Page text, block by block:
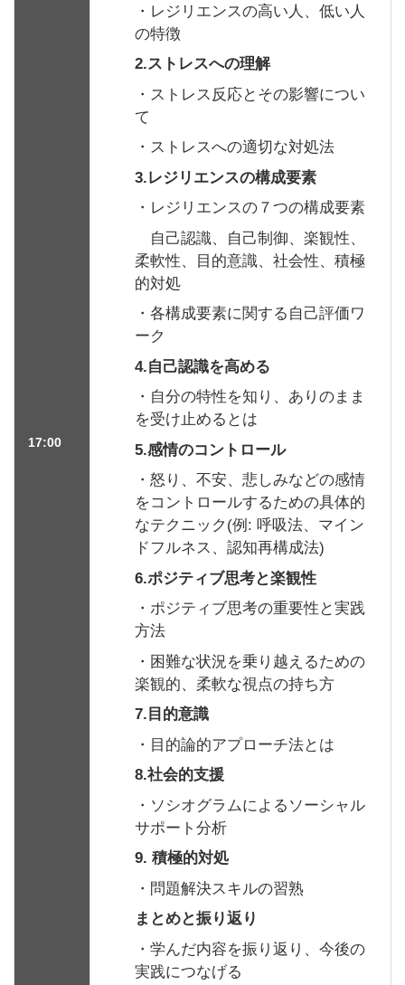
17:00
・レジリエンスの高い人、低い人
の特徴
2.ストレスへの理解
・ストレス反応とその影響につい
て
・ストレスへの適切な対処法
3.レジリエンスの構成要素
・レジリエンスの７つの構成要素
自己認識、自己制御、楽観性、
柔軟性、目的意識、社会性、積極
的対処
・各構成要素に関する自己評価ワ
ーク
4.自己認識を高める
・自分の特性を知り、ありのまま
を受け止めるとは
5.感情のコントロール
・怒り、不安、悲しみなどの感情
をコントロールするための具体的
なテクニック(例: 呼吸法、マイン
ドフルネス、認知再構成法)
6.ポジティブ思考と楽観性
・ポジティブ思考の重要性と実践
方法
・困難な状況を乗り越えるための
楽観的、柔軟な視点の持ち方
7.目的意識
・目的論的アプローチ法とは
8.社会的支援
・ソシオグラムによるソーシャル
サポート分析
9. 積極的対処
・問題解決スキルの習熟
まとめと振り返り
・学んだ内容を振り返り、今後の
実践につなげる